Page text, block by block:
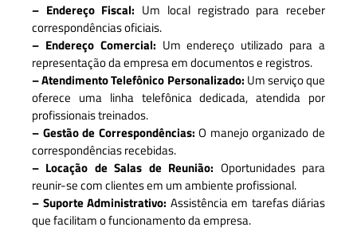
– Endereço Fiscal: Um local registrado para receber
correspondências oficiais.
– Endereço Comercial: Um endereço utilizado para a
representação da empresa em documentos e registros.
– Atendimento Telefônico Personalizado: Um serviço que
oferece uma linha telefônica dedicada, atendida por
profissionais treinados.
– Gestão de Correspondências: O manejo organizado de
correspondências recebidas.
– Locação de Salas de Reunião: Oportunidades para
reunir-se com clientes em um ambiente profissional.
– Suporte Administrativo: Assistência em tarefas diárias
que facilitam o funcionamento da empresa.